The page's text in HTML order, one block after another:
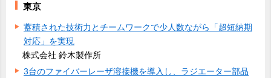
東京
蓄積された技術力とチームワークで少人数ながら「超短納期
対応」を実現
株式会社 鈴木製作所
3台のファイバーレーザ溶接機を導入し、ラジエーター部品